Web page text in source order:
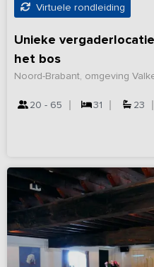
Virtuele rondleiding
Unieke
het bos
Noord-Brabant, omgeving
20 - 65 31 23